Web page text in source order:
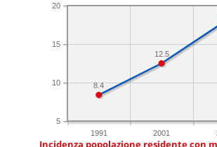
1991 2001
5
10
15
20
12.5
8.4